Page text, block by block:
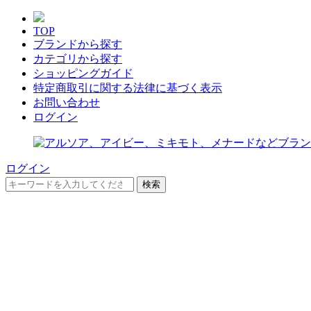
TOP
ブランドから探す
カテゴリから探す
ショッピングガイド
特定商取引に関する法律に基づく表示
お問い合わせ
ログイン
ログイン
検索